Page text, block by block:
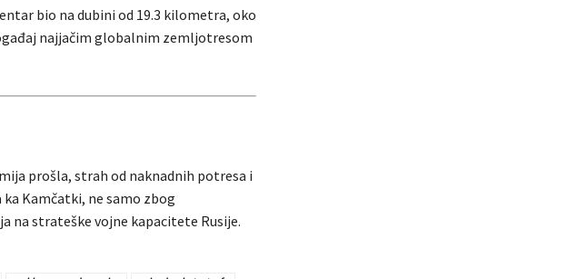
bio na dubini od 19.3 kilometra, oko
najjačim globalnim zemljotresom
prošla, strah od naknadnih potresa i
Kamčatki, ne samo zbog
na strateške vojne kapacitete Rusije.